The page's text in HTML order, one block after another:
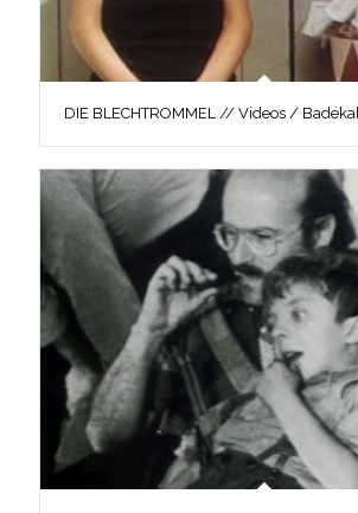
DIE BLECHTROMMEL // Videos /